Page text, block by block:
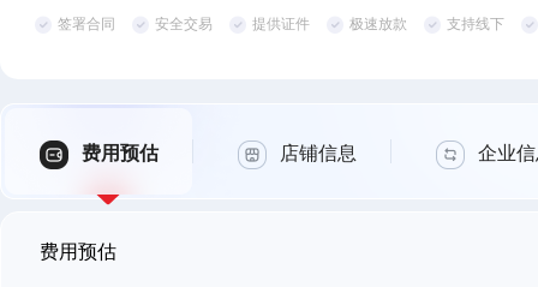
签署合同 安全交易 提供证件 极速放款 支持线下
费用预估 店铺信息 企业
费用预估